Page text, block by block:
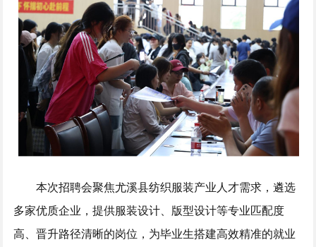
本次招聘会聚焦尤溪县纺织服装产业人才需求，遴选
多家优质企业，提供服装设计、版型设计等专业匹配度
高、晋升路径清晰的岗位，为毕业生搭建高效精准的就业